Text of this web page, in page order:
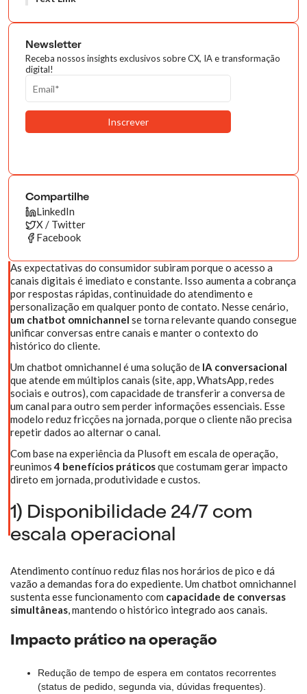
As expectativas do consumidor subiram porque o acesso a
canais digitais é imediato e constante. Isso aumenta a cobrança
por respostas rápidas, continuidade do atendimento e
personalização em qualquer ponto de contato. Nesse cenário,
um chatbot omnichannel se torna relevante quando consegue
unificar conversas entre canais e manter o contexto do
histórico do cliente.
Um chatbot omnichannel é uma solução de IA conversacional
que atende em múltiplos canais (site, app, WhatsApp, redes
sociais e outros), com capacidade de transferir a conversa de
um canal para outro sem perder informações essenciais. Esse
modelo reduz fricções na jornada, porque o cliente não precisa
repetir dados ao alternar o canal.
Com base na experiência da Plusoft em escala de operação,
reunimos4 benefícios práticosque costumam gerar impacto
direto em jornada, produtividade e custos.
1) Disponibilidade 24/7 com
escala operacional
Atendimento contínuo reduz filas nos horários de pico e dá
vazão a demandas fora do expediente. Um chatbot omnichannel
sustenta esse funcionamento com capacidade de conversas
simultâneas, mantendo o histórico integrado aos canais.
Impacto prático na operação
Redução de tempo de espera em contatos recorrentes
(status de pedido, segunda via, dúvidas frequentes).
Newsletter
Receba nossos insights exclusivos sobre CX, IA e transformação
digital!
Compartilhe
LinkedIn
X / Twitter
Facebook